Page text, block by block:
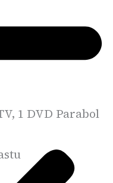
1 DVD Parabol